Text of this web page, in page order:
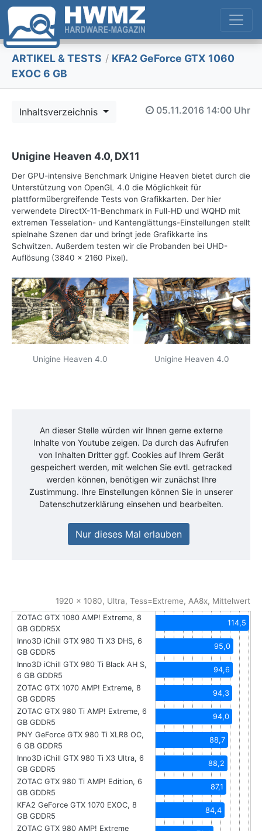
ARTIKEL & TESTS / KFA2 GeForce GTX 1060
EXOC 6 GB
Inhaltsverzeichnis 05.11.2016 14:00 Uhr
Unigine Heaven 4.0, DX11
Der GPU-intensive Benchmark Unigine Heaven bietet durch die
Unterstützung von OpenGL 4.0 die Möglichkeit für
plattformübergreifende Tests von Grafikkarten. Der hier
verwendete DirectX-11-Benchmark in Full-HD und WQHD mit
extremen Tesselation- und Kantenglättungs-Einstellungen stellt
spielnahe Szenen dar und bringt jede Grafikkarte ins
Schwitzen. Außerdem testen wir die Probanden bei UHD-
Auflösung (3840 x 2160 Pixel).
Unigine Heaven 4.0 Unigine Heaven 4.0
An dieser Stelle würden wir Ihnen gerne externe
Inhalte von Youtube zeigen. Da durch das Aufrufen
von Inhalten Dritter ggf. Cookies auf Ihrem Gerät
gespeichert werden, mit welchen Sie evtl. getracked
werden können, benötigen wir zunächst Ihre
Zustimmung. Ihre Einstellungen können Sie in unserer
Datenschutzerklärung einsehen und bearbeiten.
Nur dieses Mal erlauben
1920 x 1080, Ultra, Tess=Extreme, AA8x, Mittelwert
ZOTAC GTX 1080 AMP! Extreme, 8
GB GDDR5X
114,5
Inno3D iChill GTX 980 Ti X3 DHS, 6
GB GDDR5
95,0
Inno3D iChill GTX 980 Ti Black AH S,
6 GB GDDR5
94,6
ZOTAC GTX 1070 AMP! Extreme, 8
GB GDDR5
94,3
ZOTAC GTX 980 Ti AMP! Extreme, 6
GB GDDR5
94,0
PNY GeForce GTX 980 Ti XLR8 OC,
6 GB GDDR5
88,7
Inno3D iChill GTX 980 Ti X3 Ultra, 6
GB GDDR5
88,2
ZOTAC GTX 980 Ti AMP! Edition, 6
GB GDDR5
87,1
KFA2 GeForce GTX 1070 EXOC, 8
GB GDDR5
84,4
ZOTAC GTX 980 AMP! Extreme